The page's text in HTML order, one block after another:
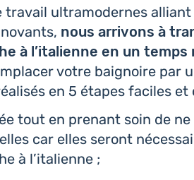
travail ultra­mo­dernes
nous arri­vons à
à l’i­ta­lienne en un temps
votre bai­gnoire par
en 5 étapes faciles et
tout en prenant soin de ne
car elles seront
à l’italienne ;